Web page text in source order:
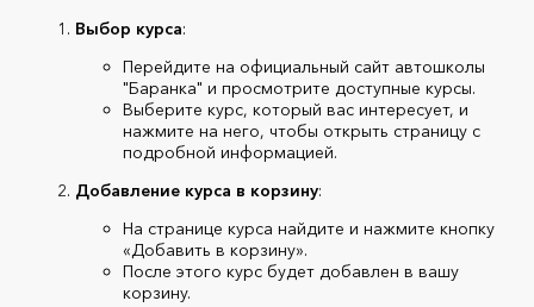
Выбор курса:
Перейдите на официальный сайт автошколы
"Баранка" и просмотрите доступные курсы.
Выберите курс, который вас интересует, и
нажмите на него, чтобы открыть страницу с
подробной информацией.
Добавление курса в корзину:
На странице курса найдите и нажмите кнопку
«Добавить в корзину».
После этого курс будет добавлен в вашу
корзину.